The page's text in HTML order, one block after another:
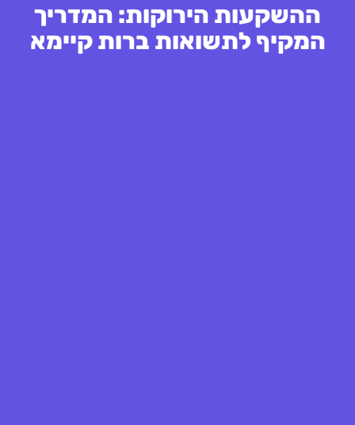
ההשקעות הירוקות: המדריך
המקיף לתשואות ברות קיימא